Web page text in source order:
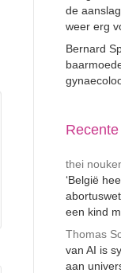
de
weer erg
Bernard
thei
‘België
een kind
Thomas
van AI is
aan